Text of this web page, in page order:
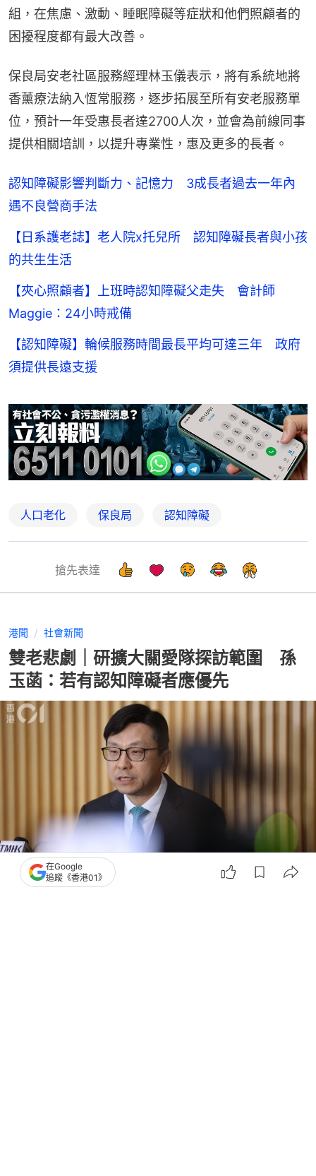
組，在焦慮、激動、睡眠障礙等症狀和他們照顧者的
困擾程度都有最大改善。
保良局安老社區服務經理林玉儀表示，將有系統地將
香薰療法納入恆常服務，逐步拓展至所有安老服務單
位，預計一年受惠長者達2700人次，並會為前線同事
提供相關培訓，以提升專業性，惠及更多的長者。
認知障礙影響判斷力、記憶力 3成長者過去一年內
遇不良營商手法
【日系護老誌】老人院x托兒所 認知障礙長者與小孩
的共生生活
【夾心照顧者】上班時認知障礙父走失 會計師
Maggie：24小時戒備
【認知障礙】輪候服務時間最長平均可達三年 政府
須提供長遠支援
人口老化 保良局 認知障礙
搶先表達
港聞 社會新聞
雙老悲劇｜研擴大關愛隊探訪範圍 孫
玉菡：若有認知障礙者應優先
撰文：林遠航
在Google
追蹤《香港01》